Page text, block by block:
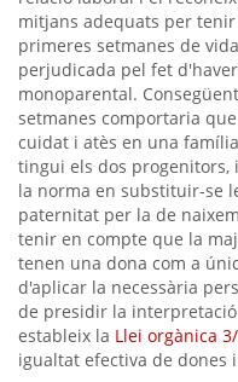
mitjans adequats per
primeres setmanes de
perjudicada pel fet
monoparental.
setmanes comportaria
cuidat i atès en una
tingui els dos progenitors,
la norma en substituir-se
paternitat per la de
tenir en compte que la
tenen una dona com a
d'aplicar la necessària
de presidir la
estableix la Llei orgànica
igualtat efectiva de dones